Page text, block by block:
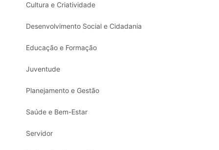
Cultura e Criatividade
Desenvolvimento Social e Cidadania
Educação e Formação
Juventude
Planejamento e Gestão
Saúde e Bem-Estar
Servidor